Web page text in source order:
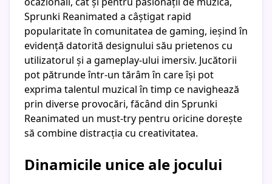
Sprunki Reanimated a câștigat rapid
popularitate în comunitatea de gaming, ieșind în
evidență datorită designului său prietenos cu
utilizatorul și a gameplay-ului imersiv. Jucătorii
pot pătrunde într-un tărâm în care își pot
exprima talentul muzical în timp ce navighează
prin diverse provocări, făcând din Sprunki
Reanimated un must-try pentru oricine dorește
să combine distracția cu creativitatea.
Dinamicile unice ale jocului